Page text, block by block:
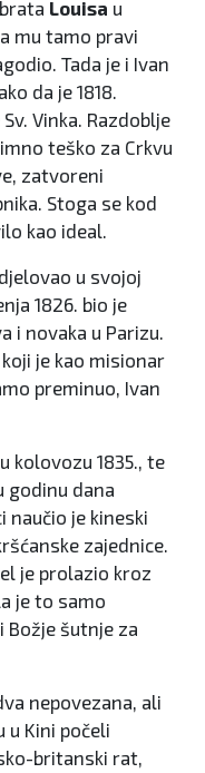
Louisa u
mu tamo pravi
Tada je i Ivan
da je 1818.
Vinka. Razdoblje
teško za Crkvu
zatvoreni
Stoga se kod
kao ideal.
u svojoj
1826. bio je
i novaka u Parizu.
je kao misionar
preminuo, Ivan
kolovozu 1835., te
godinu dana
naučio je kineski
zajednice.
je prolazio kroz
je to samo
Božje šutnje za
nepovezana, ali
u Kini počeli
britanski rat,